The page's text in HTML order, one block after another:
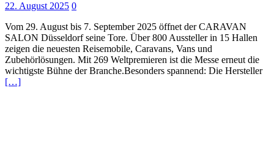
22. August 2025 0
Vom 29. August bis 7. September 2025 öffnet der CARAVAN
SALON Düsseldorf seine Tore. Über 800 Aussteller in 15 Hallen
zeigen die neuesten Reisemobile, Caravans, Vans und
Zubehörlösungen. Mit 269 Weltpremieren ist die Messe erneut die
wichtigste Bühne der Branche.Besonders spannend: Die Hersteller
[…]